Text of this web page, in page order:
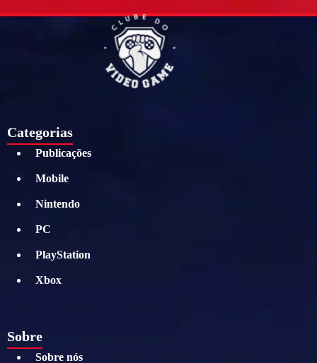
Categorias
Publicações
Mobile
Nintendo
PC
PlayStation
Xbox
Sobre
Sobre nós